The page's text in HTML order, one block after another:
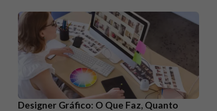
Designer Gráfico: O Que Faz, Quanto